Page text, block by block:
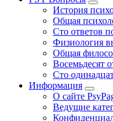
История
Общая
Сто ответов
Физиология
Общая
Восемьдесят
Сто
Информация
О сайте
Ведущие